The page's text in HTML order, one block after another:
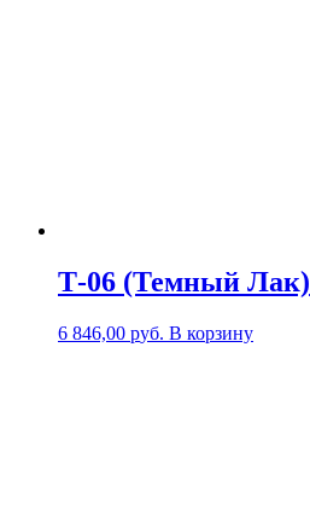
Т-06 (Темный Лак)
6 846,00 руб. В корзину